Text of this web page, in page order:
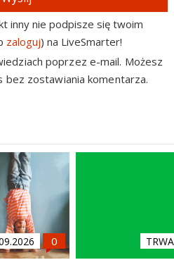
inny nie podpisze się twoim
zaloguj) na LiveSmarter!
poprzez e-mail. Możesz
bez zostawiania komentarza.